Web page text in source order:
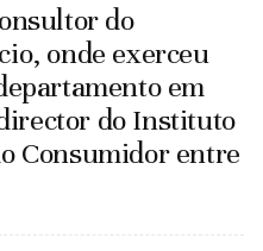
do
onde exerceu
em
do Instituto
Consumidor entre